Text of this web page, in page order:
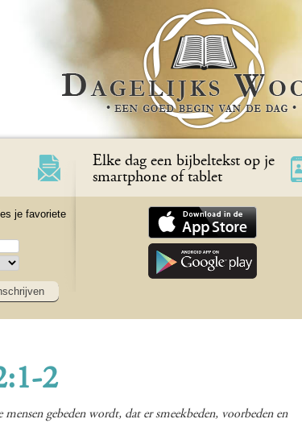
je favoriete
Elke dag een bijbeltekst op je
smartphone of tablet
2
gebeden wordt, dat er smeekbeden, voorbeden en